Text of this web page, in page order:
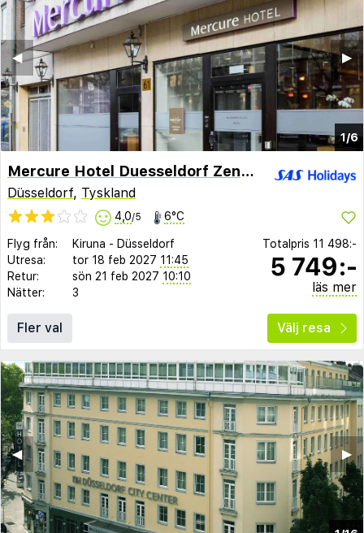
1/6
▶︎
◀︎
Mercure Hotel Duesseldorf Zentrum
Düsseldorf, Tyskland
4,0/5 6°C
Flyg från: Kiruna - Düsseldorf
Utresa:
tor 18 feb 2027 11:45
Retur:
sön 21 feb 2027 10:10
Nätter:
3
Totalpris 11 498:-
5 749:-
läs mer
Fler val Välj resa
▶︎
◀︎